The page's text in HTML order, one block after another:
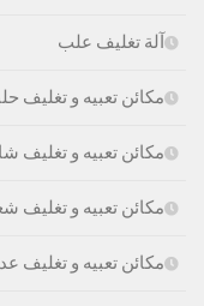
آلة تغليف علب
مكائن تعبيه و تغليف
مكائن تعبيه و تغليف
مكائن تعبيه و تغليف
مكائن تعبيه و تغليف